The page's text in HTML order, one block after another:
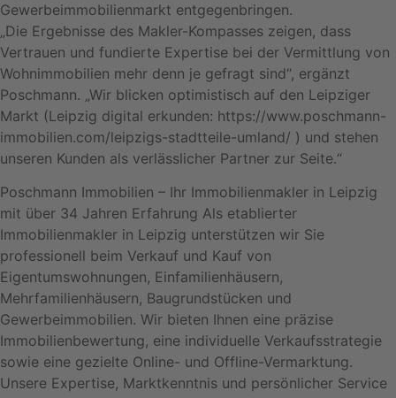
Gewerbeimmobilienmarkt entgegenbringen.
„Die Ergebnisse des Makler-Kompasses zeigen, dass
Vertrauen und fundierte Expertise bei der Vermittlung von
Wohnimmobilien mehr denn je gefragt sind“, ergänzt
Poschmann. „Wir blicken optimistisch auf den Leipziger
Markt (Leipzig digital erkunden: https://www.poschmann-
immobilien.com/leipzigs-stadtteile-umland/ ) und stehen
unseren Kunden als verlässlicher Partner zur Seite.“
Poschmann Immobilien – Ihr Immobilienmakler in Leipzig
mit über 34 Jahren Erfahrung Als etablierter
Immobilienmakler in Leipzig unterstützen wir Sie
professionell beim Verkauf und Kauf von
Eigentumswohnungen, Einfamilienhäusern,
Mehrfamilienhäusern, Baugrundstücken und
Gewerbeimmobilien. Wir bieten Ihnen eine präzise
Immobilienbewertung, eine individuelle Verkaufsstrategie
sowie eine gezielte Online- und Offline-Vermarktung.
Unsere Expertise, Marktkenntnis und persönlicher Service